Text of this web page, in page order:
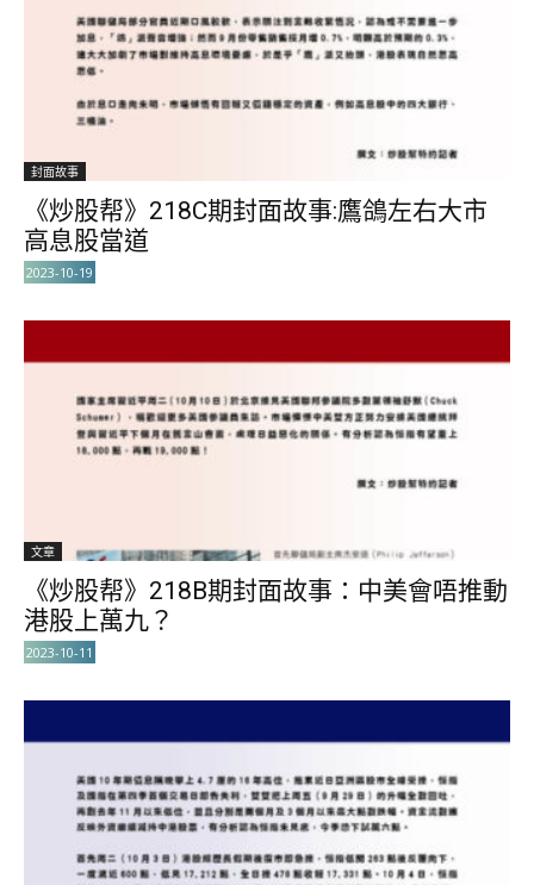
封面故事
《炒股帮》218C期封面故事:鷹鴿左右大市
高息股當道
2023-10-19
文章
《炒股帮》218B期封面故事：中美會唔推動
港股上萬九？
2023-10-11